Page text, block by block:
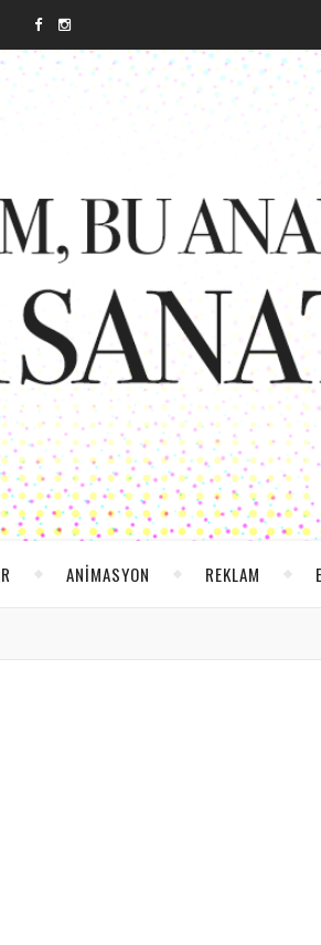
ANIMASYON REKLAM